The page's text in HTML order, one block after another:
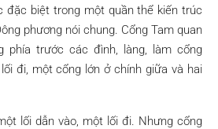
đặc biệt trong một quần thể kiến trúc
phương nói chung. Cổng Tam quan
phía trước các đình, làng, làm cổng
đi, một cổng lớn ở chính giữa và hai
lối dẫn vào, một lối đi. Nhưng cổng